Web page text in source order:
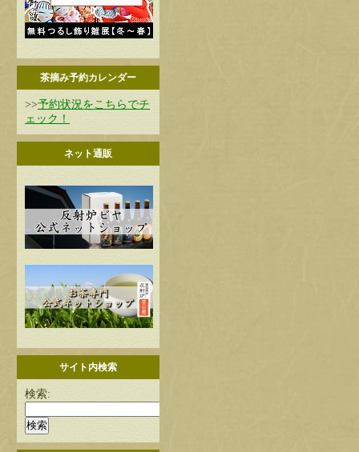
茶摘み予約カレンダー
>>予約状況をこちらでチ
ェック！
ネット通販
サイト内検索
検索: